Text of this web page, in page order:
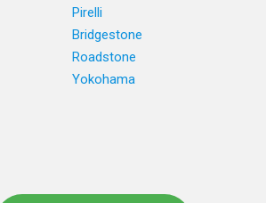
Pirelli
Bridgestone
Roadstone
Yokohama